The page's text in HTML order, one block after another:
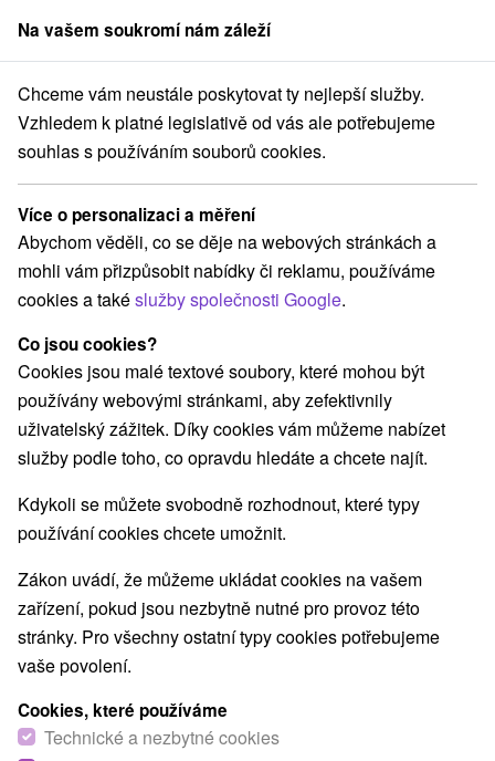
člen skupinySorger
Pobyty na Slovensku Letní pobyty Šariš
Letní pobyty Šariš
Kategorie
Všechny kategorie
Pobyty v akci(3)
Wellness pobyty(3) Víkendové pobyty(3)
Pobyty pro seniory
Vyberte lokalitu nebo termín
Nejprodávanější
Obce a města
Bardejov(4)
VŠECHNY
Na vašem soukromí nám záleží
Chceme vám neustále poskytovat ty nejlepší služby.
Vzhledem k platné legislativě od vás ale potřebujeme
souhlas s používáním souborů cookies.
Více o personalizaci a měření
Abychom věděli, co se děje na webových stránkách a
mohli vám přizpůsobit nabídky či reklamu, používáme
cookies a takéslužby společnosti Google.
Co jsou cookies?
Cookies jsou malé textové soubory, které mohou být
používány webovými stránkami, aby zefektivnily
uživatelský zážitek. Díky cookies vám můžeme nabízet
služby podle toho, co opravdu hledáte a chcete najít.
Kdykoli se můžete svobodně rozhodnout, které typy
používání cookies chcete umožnit.
Zákon uvádí, že můžeme ukládat cookies na vašem
zařízení, pokud jsou nezbytně nutné pro provoz této
stránky. Pro všechny ostatní typy cookies potřebujeme
vaše povolení.
Cookies, které používáme
Technické a nezbytné cookies